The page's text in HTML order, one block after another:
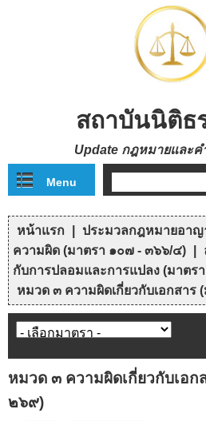
สถาบันนิติธ
Update กฎหมายและ
ฟอร์มค้นห
Menu
คุณอยู่ที่นี่
หน้าแรก ประมวลกฎหมายอาญ
ความผิด (มาตรา ๑๐๗ - ๓๖๖/๔)
กับการปลอมและการแปลง (มาตร
หมวด ๓ ความผิดเกี่ยวกับเอกสาร
หมวด ๓ ความผิดเกี่ยวกับเอก
๒๖๙)